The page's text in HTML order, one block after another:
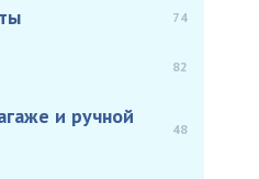
74
82
и ручной
48